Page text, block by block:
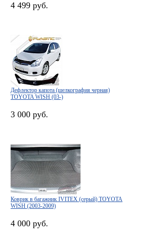
4 499 руб.
Дефлектор капота (шелкография черная)
TOYOTA WISH (03-)
3 000 руб.
Коврик в багажник IVITEX (серый) TOYOTA
WISH (2003-2009)
4 000 руб.